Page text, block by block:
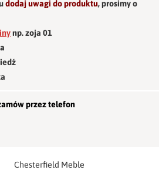
dodaj uwagi do produktu,prosimy o
np. zoja 01
przez telefon
Chesterfield Meble